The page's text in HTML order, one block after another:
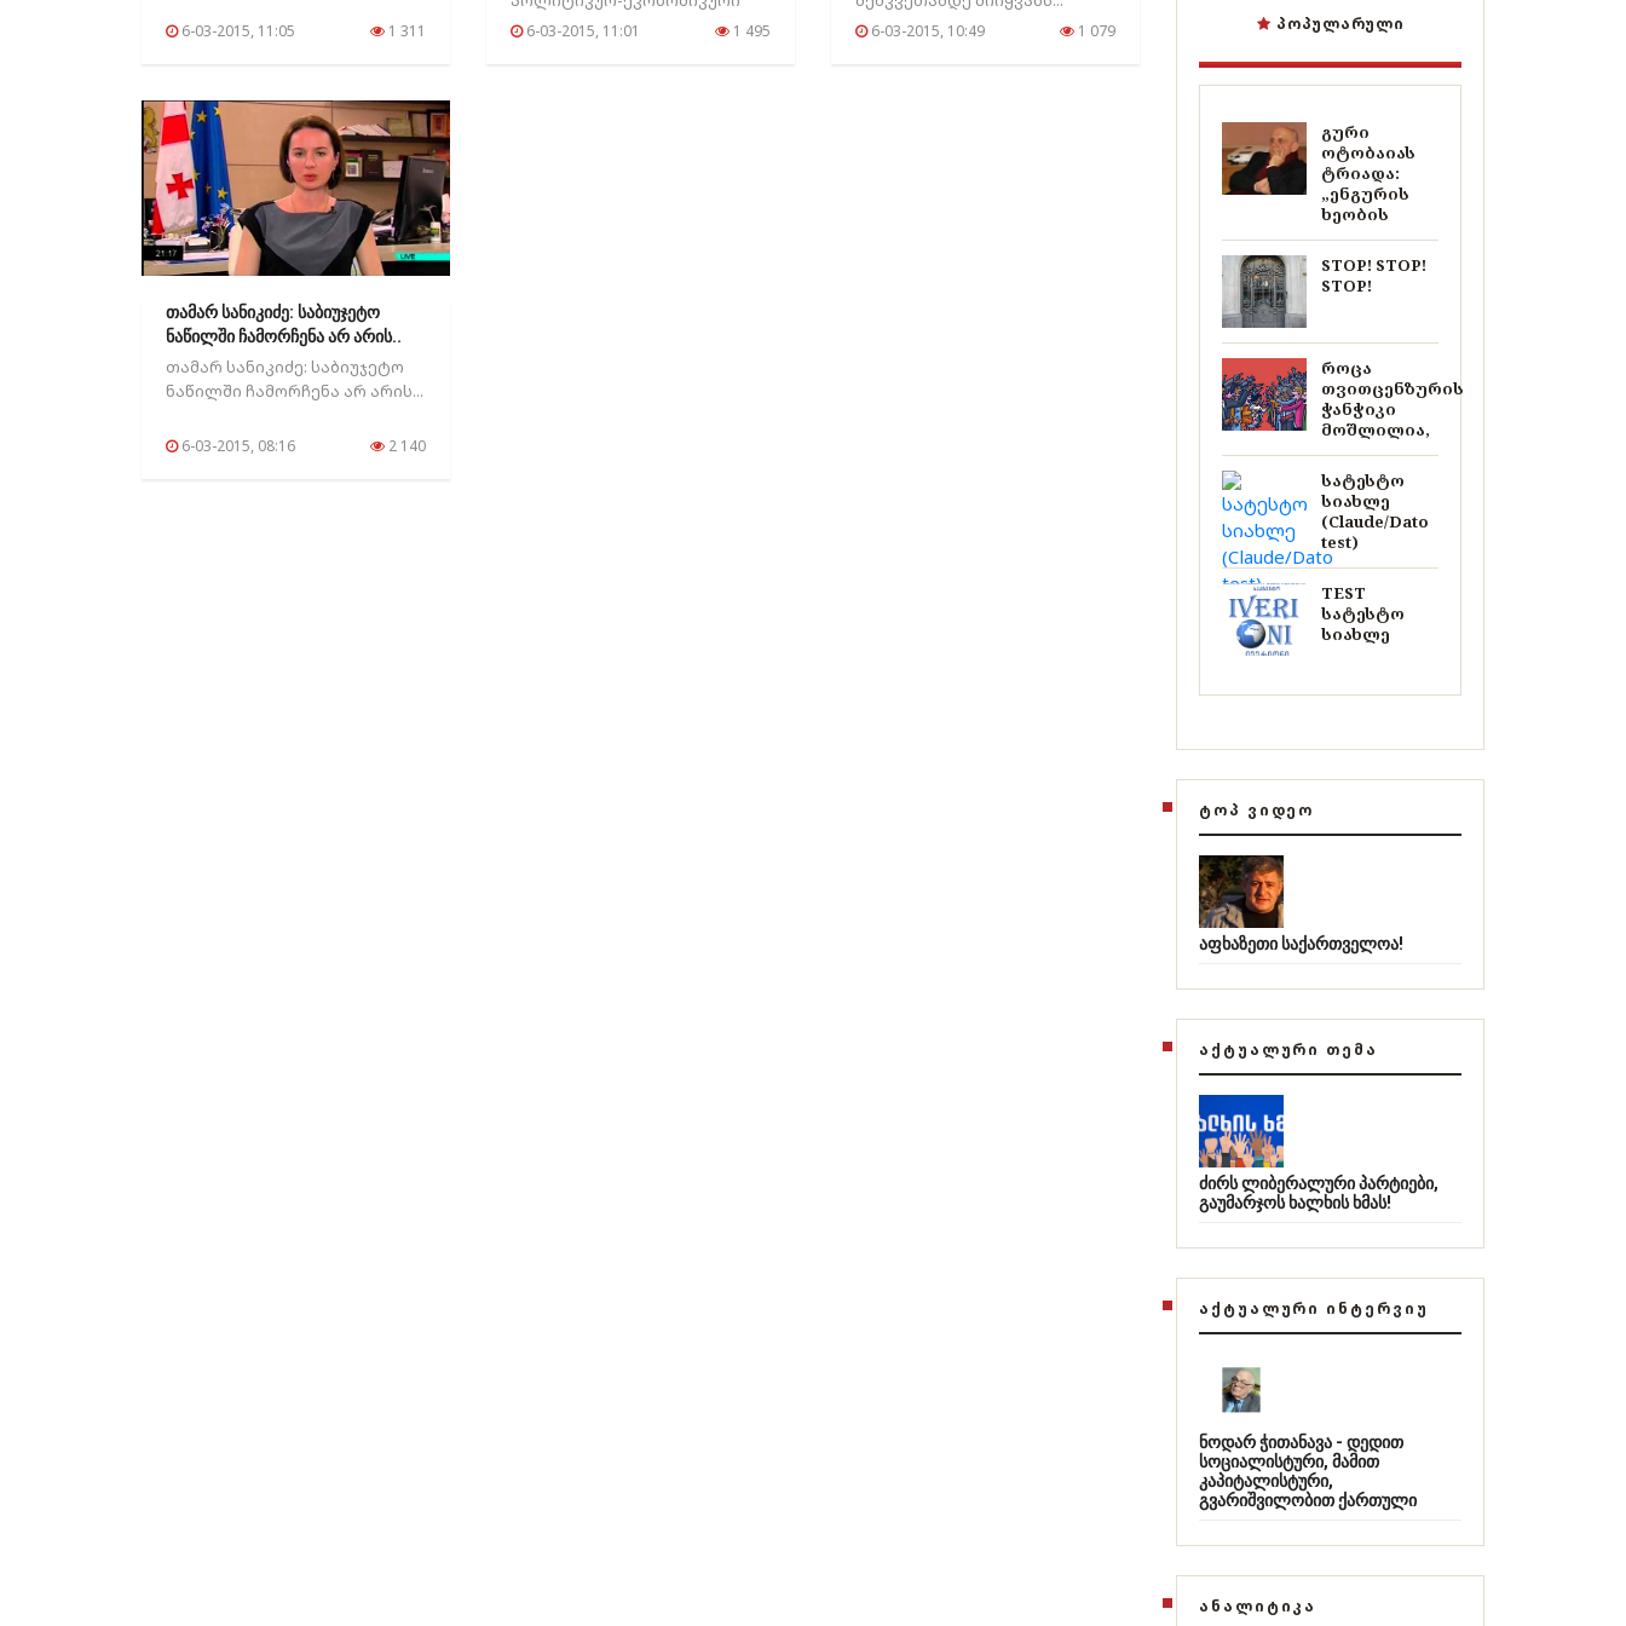
6-03-2015, 11:05 1 311
სიტუაციის გამოყენება სურთ...
6-03-2015, 11:01 1 495 6-03-2015, 10:49 1 079
თამარ სანიკიძე: საბიუჯეტო
ნაწილში ჩამორჩენა არ არის..
თამარ სანიკიძე: საბიუჯეტო
ნაწილში ჩამორჩენა არ არის...
6-03-2015, 08:16 2 140
ᲞᲝᲞᲣᲚᲐᲠᲣᲚᲘ
გური
ოტობაიას
ტრიადა:
„ენგურის
ხეობის
STOP! STOP!
STOP!
როცა
თვითცენზურის
ჭანჭიკი
მოშლილია,
სატესტო
სიახლე
(Claude/Dato
test)
TEST
სატესტო
სიახლე
ᲢᲝᲞ ᲕᲘᲓᲔᲝ
აფხაზეთი საქართველოა!
ᲐᲥᲢᲣᲐᲚᲣᲠᲘ ᲗᲔᲛᲐ
ძირს ლიბერალური პარტიები,
გაუმარჯოს ხალხის ხმას!
ᲐᲥᲢᲣᲐᲚᲣᲠᲘ ᲘᲜᲢᲔᲠᲕᲘᲣ
ნოდარ ჭითანავა - დედით
სოციალისტური, მამით
კაპიტალისტური,
გვარიშვილობით ქართული
ᲐᲜᲐᲚᲘᲢᲘᲙᲐ